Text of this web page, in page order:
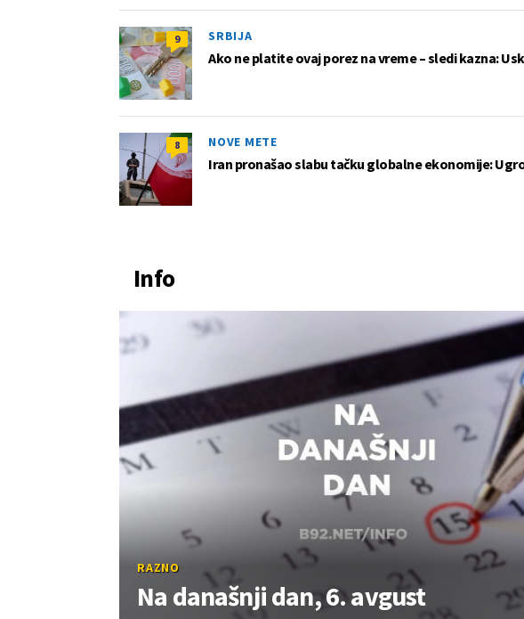
9 SRBIJA
Ako ne platite ovaj porez na vreme – sledi kazna:
8 NOVE METE
Iran pronašao slabu tačku globalne ekonomije:
Info
RAZNO
Na današnji dan, 6. avgust